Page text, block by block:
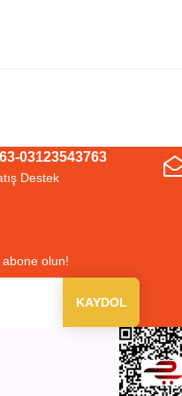
03123543763
Destek
olun!
KAYDOL